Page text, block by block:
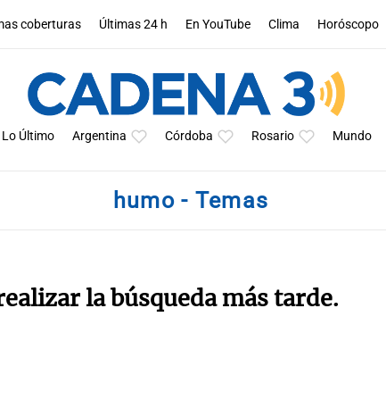
coberturas Últimas 24 h En YouTube Clima Horóscopo
Lo Último Argentina Córdoba Rosario Mundo
humo - Temas
la búsqueda más tarde.